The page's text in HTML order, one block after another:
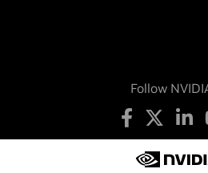
Follow